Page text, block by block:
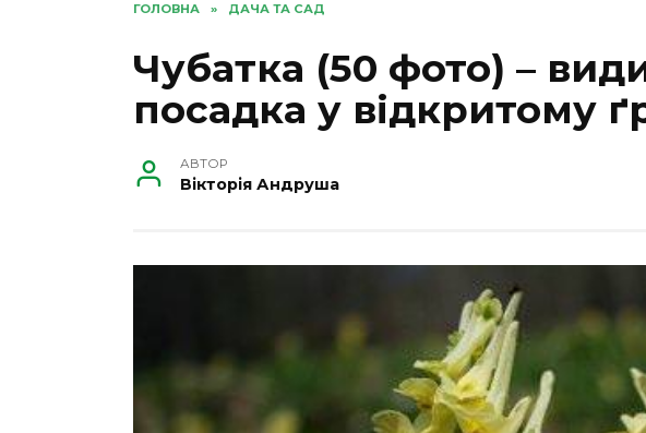
ГОЛОВНА » ДАЧА ТА САД
Чубатка (50 фото) –
посадка у відкритому
АВТОР
Вікторія Андруша